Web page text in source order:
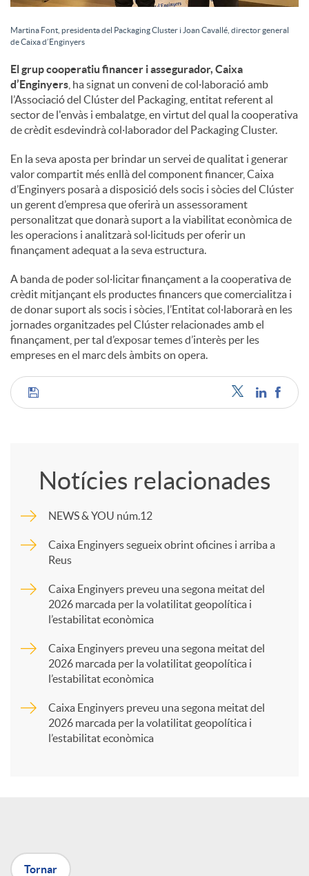
a
l
s
Martina Font, presidenta del Packaging Cluster i Joan Cavallé, director general
de Caixa d’Enginyers
El grup cooperatiu financer i assegurador, Caixa
d’Enginyers , ha signat un conveni de col·laboració amb
l’Associació del Clúster del Packaging, entitat referent al
sector de l'envàs i embalatge, en virtut del qual la cooperativa
de crèdit esdevindrà col·laborador del Packaging Cluster.
En la seva aposta per brindar un servei de qualitat i generar
valor compartit més enllà del component financer, Caixa
d’Enginyers posarà a disposició dels socis i sòcies del Clúster
un gerent d’empresa que oferirà un assessorament
personalitzat que donarà suport a la viabilitat econòmica de
les operacions i analitzarà sol·licituds per oferir un
finançament adequat a la seva estructura.
A banda de poder sol·licitar finançament a la cooperativa de
crèdit mitjançant els productes financers que comercialitza i
de donar suport als socis i sòcies, l’Entitat col·laborarà en les
jornades organitzades pel Clúster relacionades amb el
finançament, per tal d’exposar temes d’interès per les
empreses en el marc dels àmbits on opera.
C
p
a
X
Notícies relacionades
NEWS & YOU núm.12
Caixa Enginyers segueix obrint oficines i arriba a
Reus
Caixa Enginyers preveu una segona meitat del
2026 marcada per la volatilitat geopolítica i
l’estabilitat econòmica
Caixa Enginyers preveu una segona meitat del
2026 marcada per la volatilitat geopolítica i
l’estabilitat econòmica
Caixa Enginyers preveu una segona meitat del
2026 marcada per la volatilitat geopolítica i
l’estabilitat econòmica
Tornar